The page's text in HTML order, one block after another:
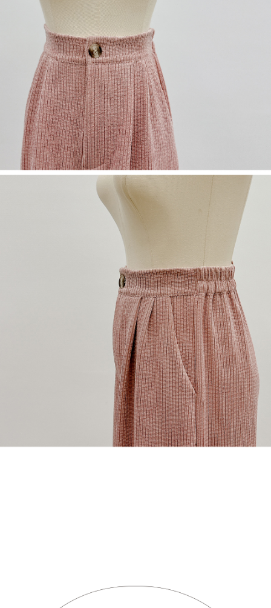
す。AFTEEの個人情報の収集、処理、利用について、詳細はAFTEE公式ホ
ームページの『個人情報の収集、処理及び利用に関する声明』をご参照く
https://aftee.tw/privacypolicy/）。
AFTEEの初回ご利用の際に、審査を通過すれば、最高額がNT$10,000にな
ります。支払い期限を過ぎた場合、その金額に基づいて年利20%の遅延滞
納金が加算されます。未成年の利用者は、事前に法定代理人または後見人
の同意を得ればAFTEEをご利用いただけます。
個人情報の処理、利用について疑問がある、または関連する法律の権利を
行使したい場合は、ネットプロテクションズcs_tw@netprotections.co.jp
にご連絡ください。上記に示した個人情報を、必要な購入注文書とあわせ
てAFTEEにご提供いただく、またはAFTEEにあなたの個人情報の収集、処
理、利用を許可することににご同意いただけない場合は、当サービスを選
択しないでください。